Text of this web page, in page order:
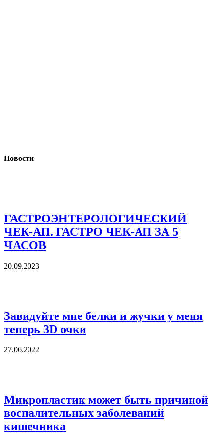
Новости
ГАСТРОЭНТЕРОЛОГИЧЕСКИЙ
ЧЕК-АП. ГАСТРО ЧЕК-АП ЗА 5
ЧАСОВ
20.09.2023
Завидуйте мне белки и жучки у меня
теперь 3D очки
27.06.2022
Микропластик может быть причиной
воспалительных заболеваний
кишечника